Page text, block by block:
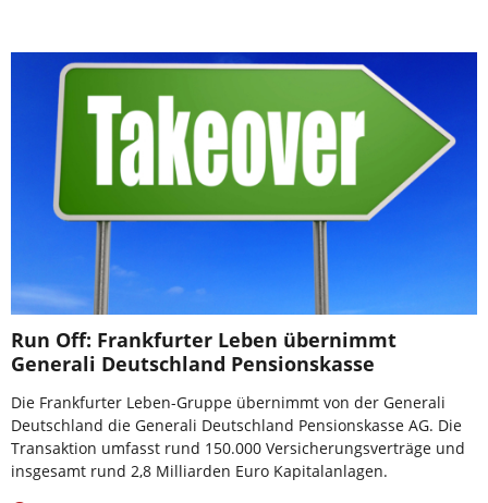
Run Off: Frankfurter Leben übernimmt
Generali Deutschland Pensionskasse
Die Frankfurter Leben-Gruppe übernimmt von der Generali
Deutschland die Generali Deutschland Pensionskasse AG. Die
Transaktion umfasst rund 150.000 Versicherungsverträge und
insgesamt rund 2,8 Milliarden Euro Kapitalanlagen.